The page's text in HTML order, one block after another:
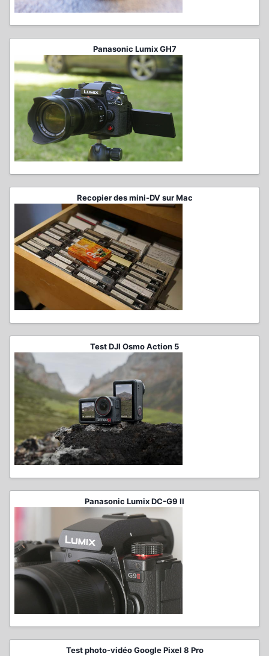
Panasonic Lumix GH7
Recopier des mini-DV sur Mac
Test DJI Osmo Action 5
Panasonic Lumix DC-G9 II
Test photo-vidéo Google Pixel 8 Pro